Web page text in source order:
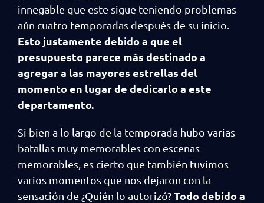
innegable que este sigue teniendo problemas
aún cuatro temporadas después de su inicio.
Esto justamente debido a que el
presupuesto parece más destinado a
agregar a las mayores estrellas del
momento en lugar de dedicarlo a este
departamento.
Si bien a lo largo de la temporada hubo varias
batallas muy memorables con escenas
memorables, es cierto que también tuvimos
varios momentos que nos dejaron con la
sensación de ¿Quién lo autorizó?Todo debido a